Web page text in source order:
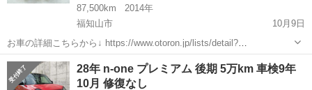
87,500km
2014年
福知山市
10月9日
お車の詳細こちらから↓ https://www.otoron.jp/lists/detail?
carno=048031 来店不要で全国対応中🗾(※沖縄/北海道/離島除く) 携帯
さえあれば即日審査・契約もできちゃう✨...
京都 福知山市 オトロン
28年 n-one プレミアム 後期 5万km 車検9年
10月 修復なし